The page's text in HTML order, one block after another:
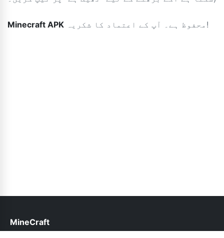
Minecraft APK محفوظ ہے۔ آپ کے اعتماد کا شکریہ!
MineCraft